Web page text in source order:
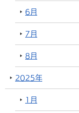
6月
7月
8月
2025年
1月